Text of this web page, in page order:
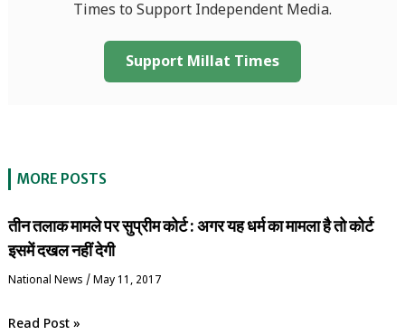
Times to Support Independent Media.
Support Millat Times
MORE POSTS
तीन तलाक मामले पर सुप्रीम कोर्ट : अगर यह धर्म का मामला है तो कोर्ट
इसमें दखल नहीं देगी
National News / May 11, 2017
Read Post »